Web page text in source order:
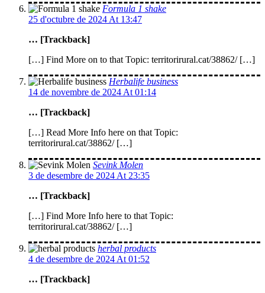
Formula 1 shake
25 d'octubre de 2024 At 13:47
… [Trackback]
[…] Find More on to that Topic: territorirural.cat/38862/ […]
Herbalife business
14 de novembre de 2024 At 01:14
… [Trackback]
[…] Read More Info here on that Topic:
territorirural.cat/38862/ […]
Sevink Molen
3 de desembre de 2024 At 23:35
… [Trackback]
[…] Find More Info here to that Topic:
territorirural.cat/38862/ […]
herbal products
4 de desembre de 2024 At 01:52
… [Trackback]